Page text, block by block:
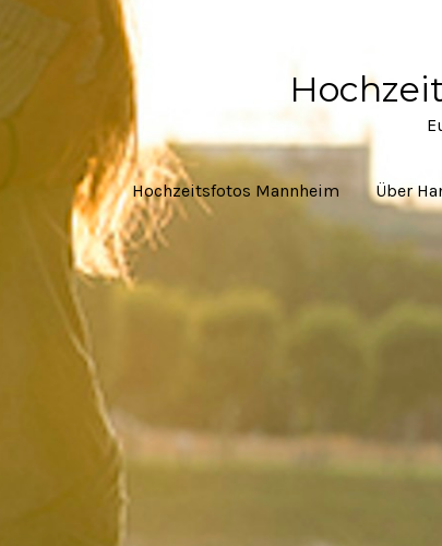
Hochzeitsfotos Mannheim Über